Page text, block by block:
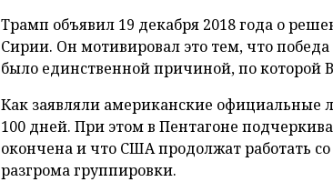
Трамп объявил 19 декабря 2018 года о
Сирии. Он мотивировал это тем, что
было единственной причиной, по
Как заявляли американские официальные
100 дней. При этом в Пентагоне
окончена и что США продолжат работать
разгрома группировки.